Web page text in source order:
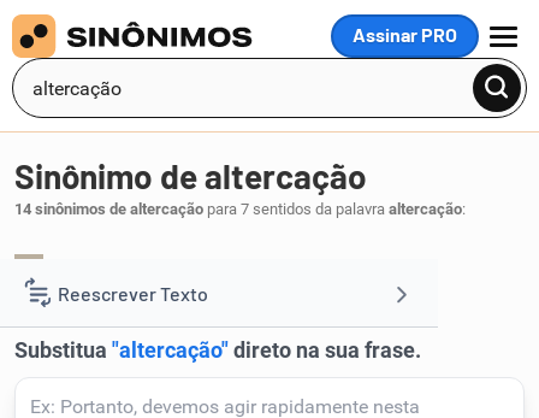
Assinar PRO
MENU
Reescrever Texto
Resumir Texto
Sinônimo de altercação
14 sinônimos de altercação para 7 sentidos da palavra altercação: